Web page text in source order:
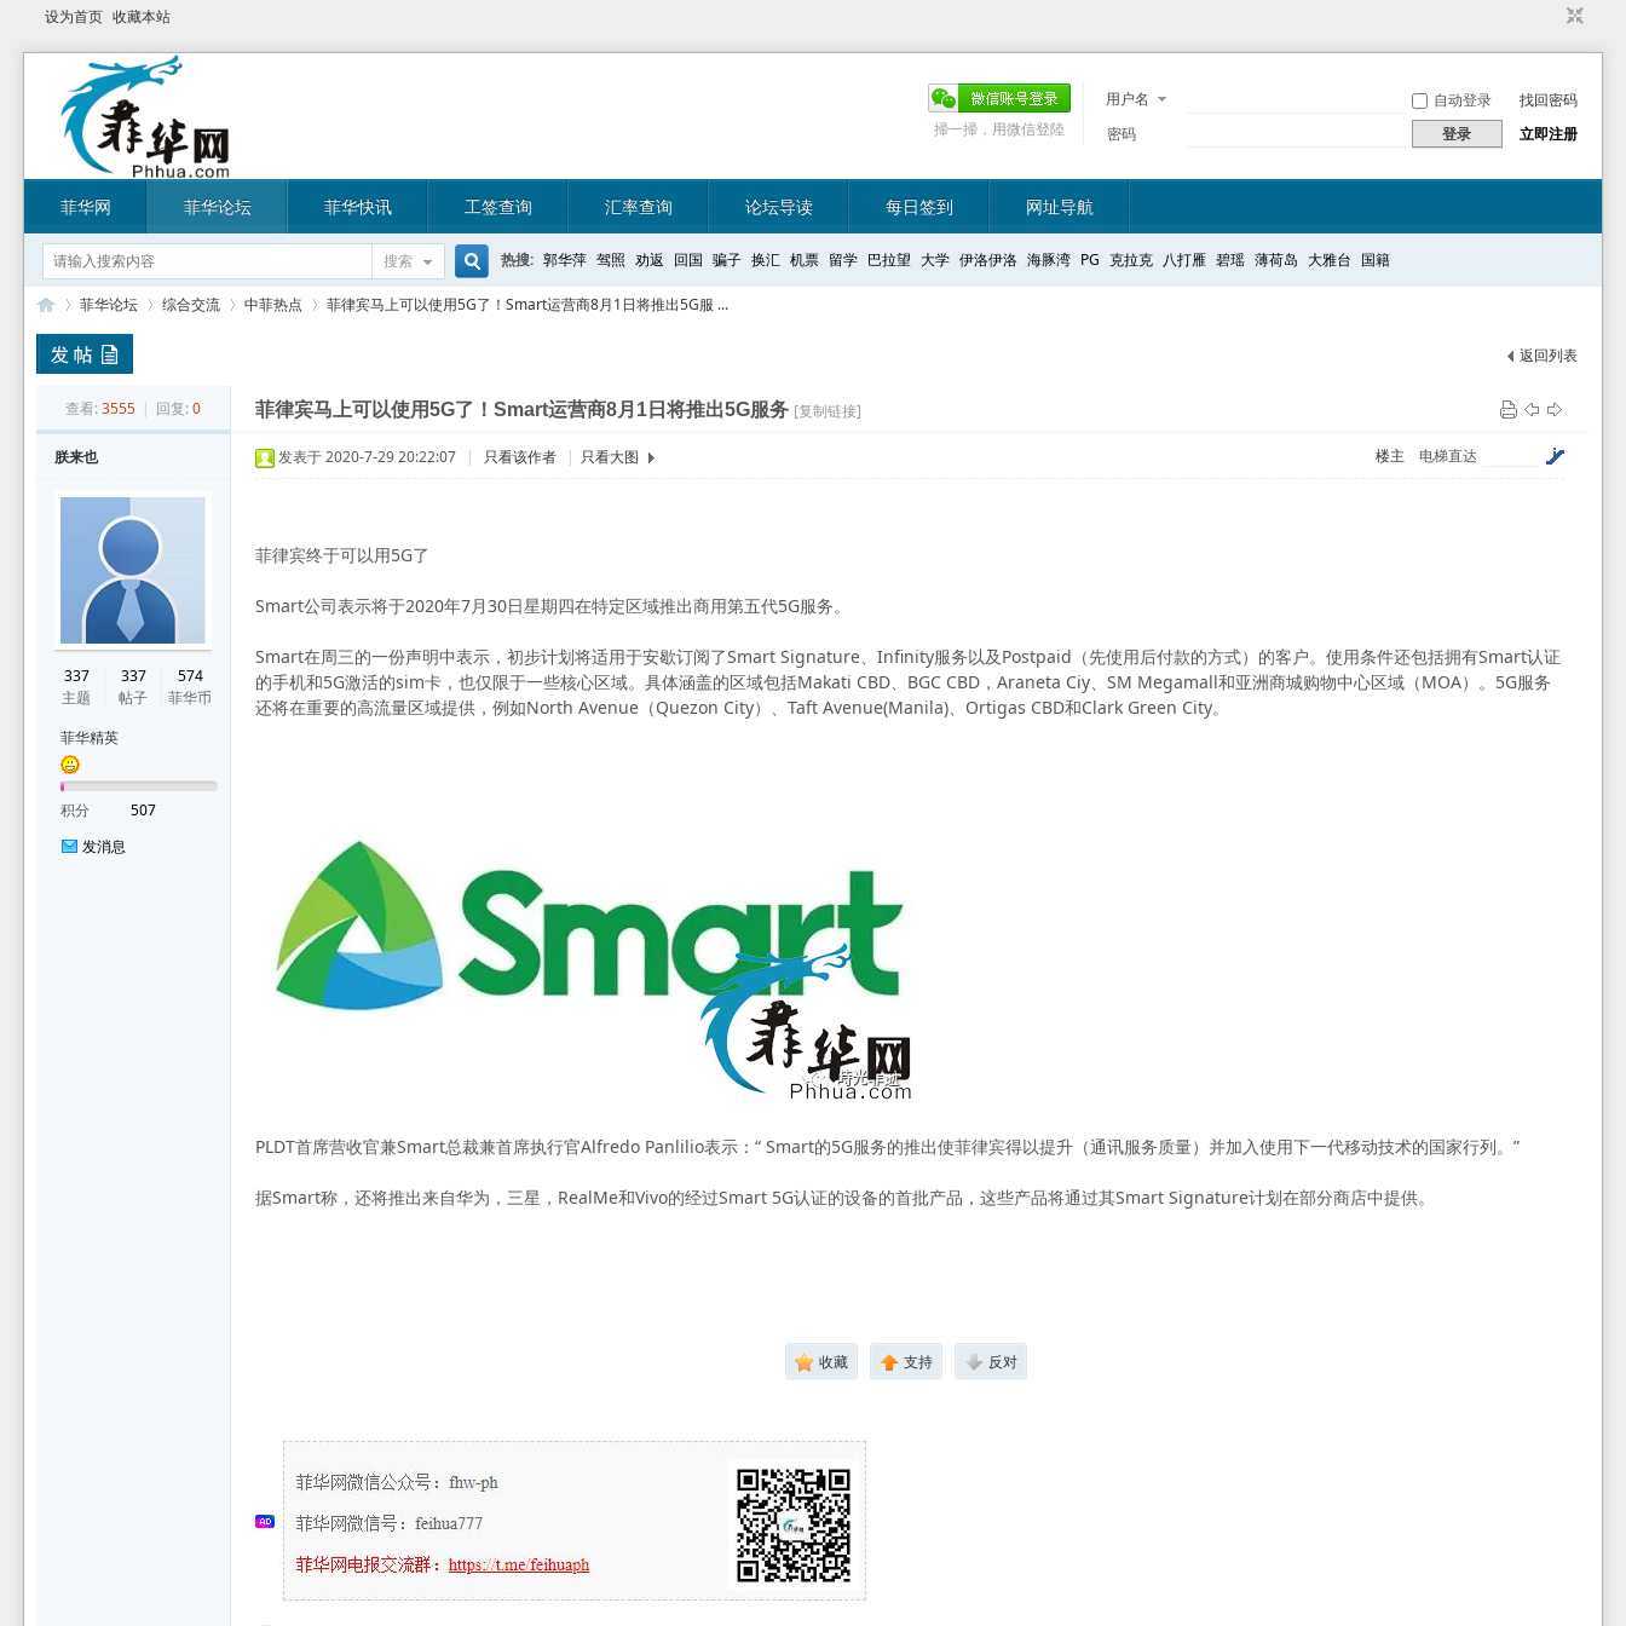
设为首页 收藏本站
用户名 自动登录
找回密码
密码
登录 立即注册
掃一掃，用微信登陸
菲华网 菲华论坛 菲华快讯 工签查询 汇率查询 论坛导读 每日签到 网址导航
搜索
搜
索
热搜: 郭华萍 驾照 劝返 回国 骗子 换汇 机票 留学 巴拉望 大学 伊洛伊洛 海豚湾 PG 克拉克 八打雁 碧瑶 薄荷岛 大雅台 国籍
菲华论坛 综合交流 中菲热点
›
菲律宾马上可以使用5G了！Smart运营商8月1日将推出5G服 ...
返回列表
查看: 3555 | 回复: 0 菲律宾马上可以使用5G了！Smart运营商8月1日将推出5G服务 [复制链接]
朕来也
337
主题
337
帖子
574
菲华币
菲华精英
积分
507
发消息
电梯直达
楼主
发表于 2020-7-29 20:22:07 | 只看该作者 | 只看大图
菲律宾终于可以用5G了
Smart公司表示将于2020年7月30日星期四在特定区域推出商用第五代5G服务。
Smart在周三的一份声明中表示，初步计划将适用于安歇订阅了Smart Signature、Infinity服务以及Postpaid（先使用后付款的方式）的客户。使用条件还包括拥有Smart认证
的手机和5G激活的sim卡，也仅限于一些核心区域。具体涵盖的区域包括Makati CBD、BGC CBD，Araneta Ciy、SM Megamall和亚洲商城购物中心区域（MOA）。5G服务
还将在重要的高流量区域提供，例如North Avenue（Quezon City）、Taft Avenue(Manila)、Ortigas CBD和Clark Green City。
PLDT首席营收官兼Smart总裁兼首席执行官Alfredo Panlilio表示：“ Smart的5G服务的推出使菲律宾得以提升（通讯服务质量）并加入使用下一代移动技术的国家行列。”
据Smart称，还将推出来自华为，三星，RealMe和Vivo的经过Smart 5G认证的设备的首批产品，这些产品将通过其Smart Signature计划在部分商店中提供。
收藏 支持 反对